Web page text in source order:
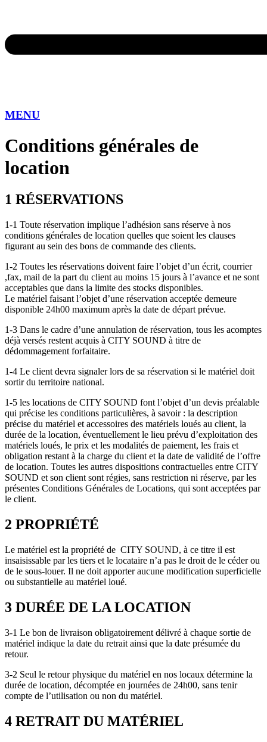
MENU
Conditions générales de
location
1 RÉSERVATIONS
1-1 Toute réservation implique l’adhésion sans réserve à nos
conditions générales de location quelles que soient les clauses
figurant au sein des bons de commande des clients.
1-2 Toutes les réservations doivent faire l’objet d’un écrit, courrier
,fax, mail de la part du client au moins 15 jours à l’avance et ne sont
acceptables que dans la limite des stocks disponibles.
Le matériel faisant l’objet d’une réservation acceptée demeure
disponible 24h00 maximum après la date de départ prévue.
1-3 Dans le cadre d’une annulation de réservation, tous les acomptes
déjà versés restent acquis à CITY SOUND à titre de
dédommagement forfaitaire.
1-4 Le client devra signaler lors de sa réservation si le matériel doit
sortir du territoire national.
1-5 les locations de CITY SOUND font l’objet d’un devis préalable
qui précise les conditions particulières, à savoir : la description
précise du matériel et accessoires des matériels loués au client, la
durée de la location, éventuellement le lieu prévu d’exploitation des
matériels loués, le prix et les modalités de paiement, les frais et
obligation restant à la charge du client et la date de validité de l’offre
de location. Toutes les autres dispositions contractuelles entre CITY
SOUND et son client sont régies, sans restriction ni réserve, par les
présentes Conditions Générales de Locations, qui sont acceptées par
le client.
2 PROPRIÉTÉ
Le matériel est la propriété de CITY SOUND, à ce titre il est
insaisissable par les tiers et le locataire n’a pas le droit de le céder ou
de le sous-louer. Il ne doit apporter aucune modification superficielle
ou substantielle au matériel loué.
3 DURÉE DE LA LOCATION
3-1 Le bon de livraison obligatoirement délivré à chaque sortie de
matériel indique la date du retrait ainsi que la date présumée du
retour.
3-2 Seul le retour physique du matériel en nos locaux détermine la
durée de location, décomptée en journées de 24h00, sans tenir
compte de l’utilisation ou non du matériel.
4 RETRAIT DU MATÉRIEL